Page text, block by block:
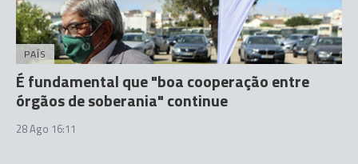
PAÍS
É fundamental que "boa cooperação entre
órgãos de soberania" continue
28 Ago 16:11